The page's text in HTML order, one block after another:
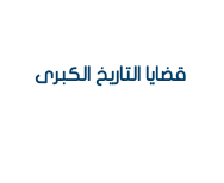
قضايا التاريخ الكبرى